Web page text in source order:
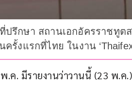
ปรึกษา สถานเอกอัครราชทูต
ครั้งแรกที่ไทย ในงาน
.ค. มีรายงานว่าวานนี้ (23 พ.